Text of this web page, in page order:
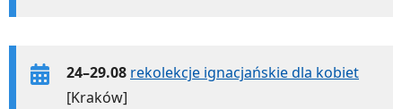
24–29.08 rekolekcje ignacjańskie dla kobiet
[Kraków]